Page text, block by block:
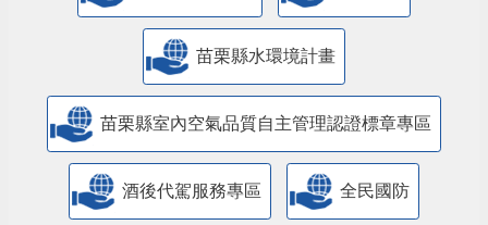
苗栗縣水環境計畫
苗栗縣室內空氣品質自主管理認證標章專區
酒後代駕服務專區 全民國防